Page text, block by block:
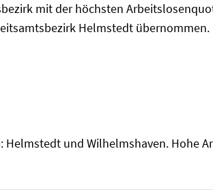
mit der höchsten
Helmstedt
Helmstedt und Wilhelmshaven. Hohe